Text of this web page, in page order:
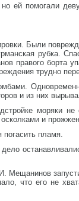
ей помогали
Были
рубка.
правого борта
трудно
и из них
моряки
и
погасить пламя.
Мещанинов
что его не